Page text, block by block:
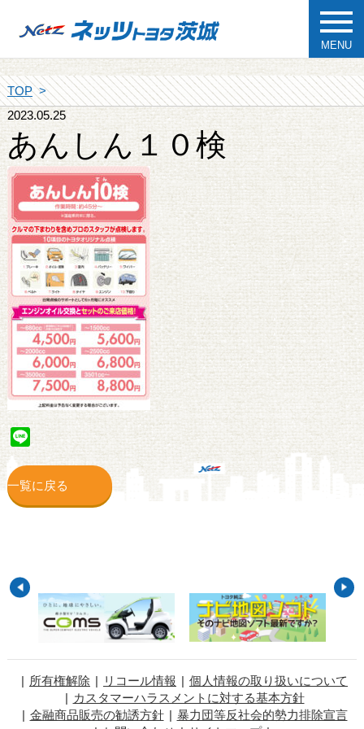
MENU
TOP
2023.05.25
あんしん１０検
Line
一覧に戻る
所有権解除 リコール情報
個人情報の取り扱いについて
カスタマーハラスメントに対する基本方針
金融商品販売の勧誘方針
暴力団等反社会的勢力排除宣言